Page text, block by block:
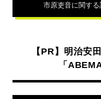
市原吏音に関す
【PR】明治安
「